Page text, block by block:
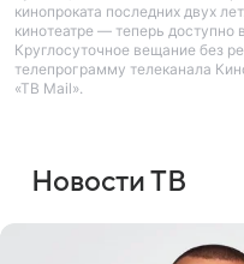
кинопроката последних двух
кинотеатре — теперь доступно
Круглосуточное вещание без
телепрограмму телеканала
«ТВ Mail».
Новости ТВ